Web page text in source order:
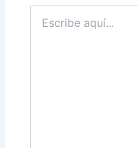
aquí...